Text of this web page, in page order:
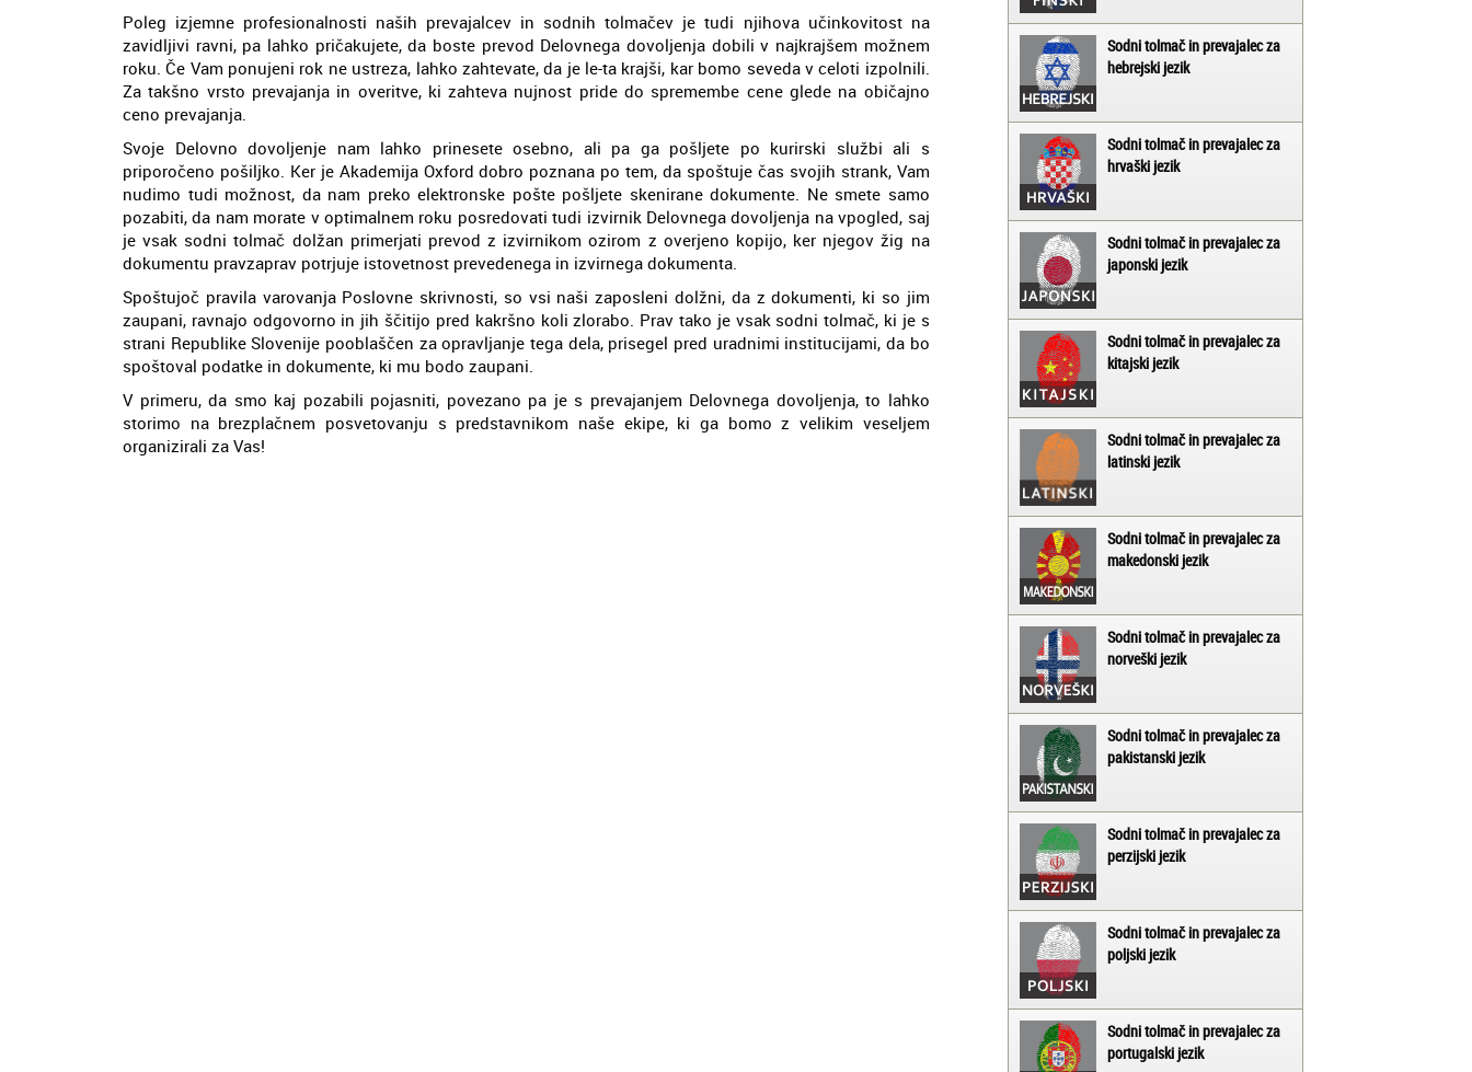
Poleg izjemne profesionalnosti naših prevajalcev in sodnih tolmačev je tudi njihova učinkovitost na
zavidljivi ravni, pa lahko pričakujete, da boste prevod Delovnega dovoljenja dobili v najkrajšem možnem
roku. Če Vam ponujeni rok ne ustreza, lahko zahtevate, da je le-ta krajši, kar bomo seveda v celoti izpolnili.
Za takšno vrsto prevajanja in overitve, ki zahteva nujnost pride do spremembe cene glede na običajno
ceno prevajanja.
Svoje Delovno dovoljenje nam lahko prinesete osebno, ali pa ga pošljete po kurirski službi ali s
priporočeno pošiljko. Ker je Akademija Oxford dobro poznana po tem, da spoštuje čas svojih strank, Vam
nudimo tudi možnost, da nam preko elektronske pošte pošljete skenirane dokumente. Ne smete samo
pozabiti, da nam morate v optimalnem roku posredovati tudi izvirnik Delovnega dovoljenja na vpogled, saj
je vsak sodni tolmač dolžan primerjati prevod z izvirnikom ozirom z overjeno kopijo, ker njegov žig na
dokumentu pravzaprav potrjuje istovetnost prevedenega in izvirnega dokumenta.
Spoštujoč pravila varovanja Poslovne skrivnosti, so vsi naši zaposleni dolžni, da z dokumenti, ki so jim
zaupani, ravnajo odgovorno in jih ščitijo pred kakršno koli zlorabo. Prav tako je vsak sodni tolmač, ki je s
strani Republike Slovenije pooblaščen za opravljanje tega dela, prisegel pred uradnimi institucijami, da bo
spoštoval podatke in dokumente, ki mu bodo zaupani.
V primeru, da smo kaj pozabili pojasniti, povezano pa je s prevajanjem Delovnega dovoljenja, to lahko
storimo na brezplačnem posvetovanju s predstavnikom naše ekipe, ki ga bomo z velikim veseljem
organizirali za Vas!
Sodni tolmač in prevajalec za
hebrejski jezik
Sodni tolmač in prevajalec za
hrvaški jezik
Sodni tolmač in prevajalec za
japonski jezik
Sodni tolmač in prevajalec za
kitajski jezik
Sodni tolmač in prevajalec za
latinski jezik
Sodni tolmač in prevajalec za
makedonski jezik
Sodni tolmač in prevajalec za
norveški jezik
Sodni tolmač in prevajalec za
pakistanski jezik
Sodni tolmač in prevajalec za
perzijski jezik
Sodni tolmač in prevajalec za
poljski jezik
Sodni tolmač in prevajalec za
portugalski jezik